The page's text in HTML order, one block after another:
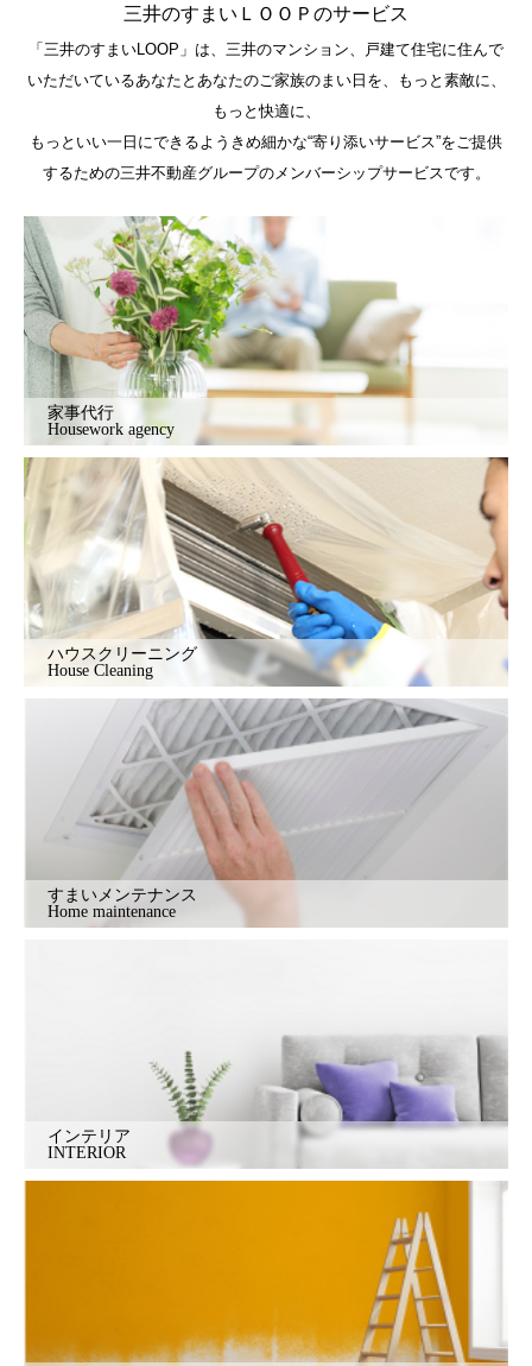
三井のすまいＬＯＯＰのサービス
「三井のすまいLOOP」は、三井のマンション、戸建て住宅に住んで
いただいているあなたとあなたのご家族のまい日を、もっと素敵に、
もっと快適に、
もっといい一日にできるようきめ細かな“寄り添いサービス”をご提供
するための三井不動産グループのメンバーシップサービスです。
家事代行
Housework agency
ハウスクリーニング
House Cleaning
すまいメンテナンス
Home maintenance
インテリア
INTERIOR